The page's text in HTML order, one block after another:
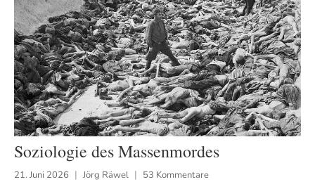
Soziologie des Massenmordes
21. Juni 2026 Jörg Räwel 53 Kommentare